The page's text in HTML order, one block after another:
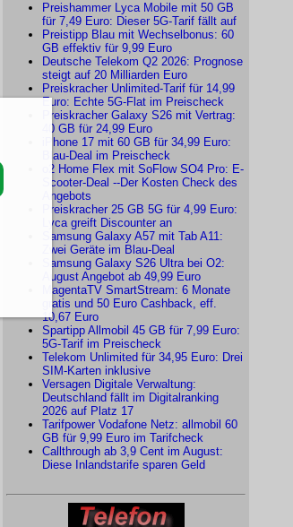
Preishammer Lyca Mobile mit 50 GB
für 7,49 Euro: Dieser 5G-Tarif fällt auf
Preistipp Blau mit Wechselbonus: 60
GB effektiv für 9,99 Euro
Deutsche Telekom Q2 2026: Prognose
steigt auf 20 Milliarden Euro
Preiskracher Unlimited-Tarif für 14,99
Euro: Echte 5G-Flat im Preischeck
Preiskracher Galaxy S26 mit Vertrag:
40 GB für 24,99 Euro
iPhone 17 mit 60 GB für 34,99 Euro:
Blau-Deal im Preischeck
o2 Home Flex mit SoFlow SO4 Pro: E-
Scooter-Deal --Der Kosten Check des
Angebots
Preiskracher 25 GB 5G für 4,99 Euro:
Lyca greift Discounter an
Samsung Galaxy A57 mit Tab A11:
Zwei Geräte im Blau-Deal
Samsung Galaxy S26 Ultra bei O2:
August Angebot ab 49,99 Euro
MagentaTV SmartStream: 6 Monate
gratis und 50 Euro Cashback, eff.
10,67 Euro
Spartipp Allmobil 45 GB für 7,99 Euro:
5G-Tarif im Preischeck
Telekom Unlimited für 34,95 Euro: Drei
SIM-Karten inklusive
Versagen Digitale Verwaltung:
Deutschland fällt im Digitalranking
2026 auf Platz 17
Tarifpower Vodafone Netz: allmobil 60
GB für 9,99 Euro im Tarifcheck
Callthrough ab 3,9 Cent im August:
Diese Inlandstarife sparen Geld